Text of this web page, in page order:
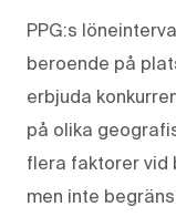
PPG:s
beroende på
erbjuda
på olika
flera faktorer vid
men inte